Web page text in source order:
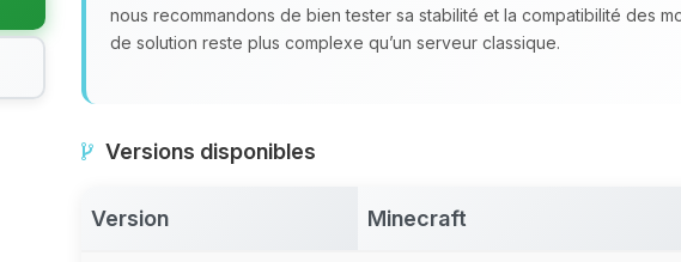
nous recommandons de bien tester sa stabilité et la compatibilité des
de solution reste plus complexe qu’un serveur classique.
Versions disponibles
Version Minecraft